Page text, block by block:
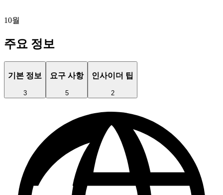
10월
주요 정보
기본 정보
3
요구 사항
5
인사이더 팁
2